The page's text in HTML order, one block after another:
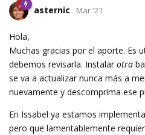
asternic Mar '21
Hola,
Muchas gracias por el aporte. Es
debemos revisarla. Instalar otra
se va a actualizar nunca más a
nuevamente y descomprima ese
En Issabel ya estamos
pero que lamentablemente